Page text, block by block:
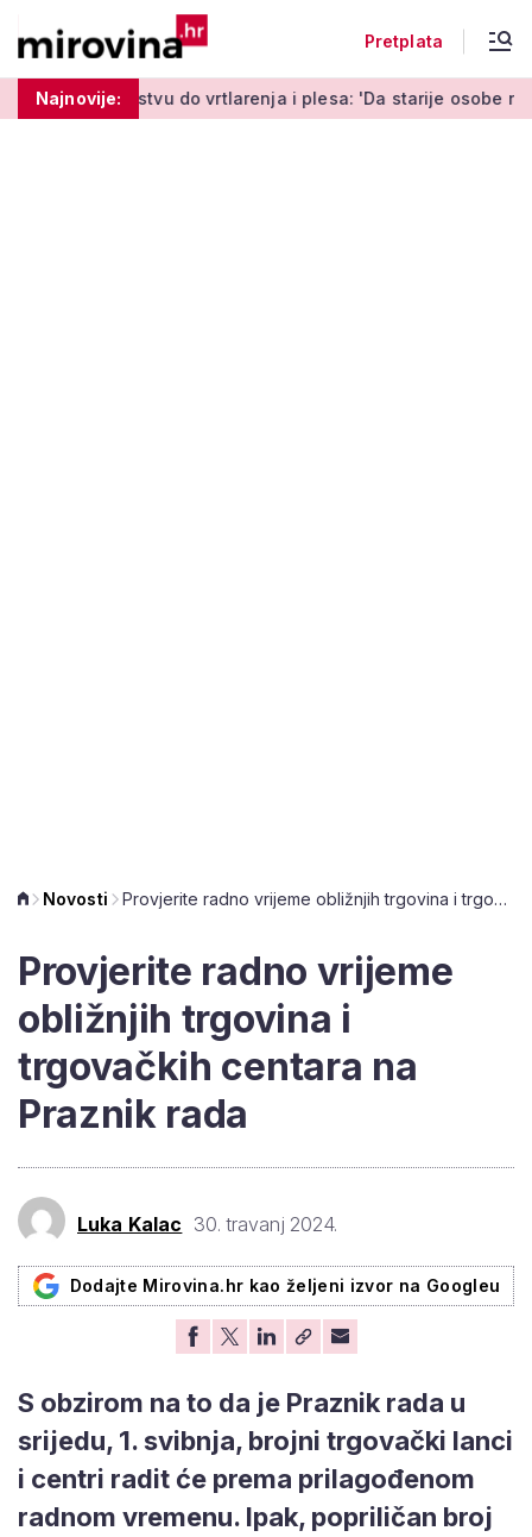
Pretplata
Najnovije:
vrtlarenja i plesa: 'Da starije osobe ne ostavimo same'
Novosti Provjerite radno vrijeme obližnjih trgovina i trgovačkih centara na Praznik rada
Provjerite radno vrijeme
obližnjih trgovina i
trgovačkih centara na
Praznik rada
Luka Kalac 30. travanj 2024.
Dodajte Mirovina.hr kao željeni izvor na Googleu
S obzirom na to da je Praznik rada u
srijedu, 1. svibnja, brojni trgovački lanci
i centri radit će prema prilagođenom
radnom vremenu. Ipak, popriličan broj